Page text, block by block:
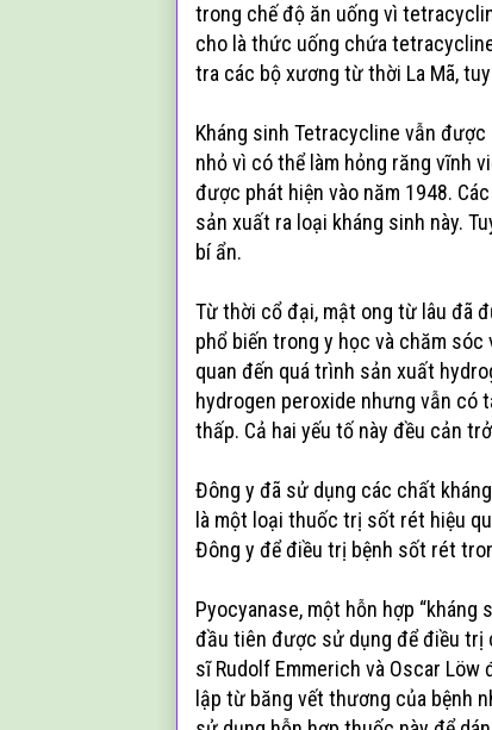
trong chế độ ăn uống vì
cho là thức uống chứa
tra các bộ xương từ thời La Mã,
Kháng sinh Tetracycline vẫn
nhỏ vì có thể làm hỏng răng vĩnh
được phát hiện vào năm 1948.
sản xuất ra loại kháng sinh này.
bí ẩn.
Từ thời cổ đại, mật ong từ lâu đã
phổ biến trong y học và chăm
quan đến quá trình sản xuất
hydrogen peroxide nhưng vẫn có
thấp. Cả hai yếu tố này đều cản
Đông y đã sử dụng các chất
là một loại thuốc trị sốt rét hiệu
Đông y để điều trị bệnh sốt rét
Pyocyanase, một hỗn hợp “kháng
đầu tiên được sử dụng để điều trị
sĩ Rudolf Emmerich và Oscar
lập từ băng vết thương của bệnh